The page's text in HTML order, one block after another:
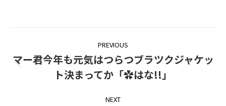
navigation
PREVIOUS
Previous
post:
マー君今年も元気はつらつブラツクジャケッ
ト決まってか「✿はな!!」
NEXT